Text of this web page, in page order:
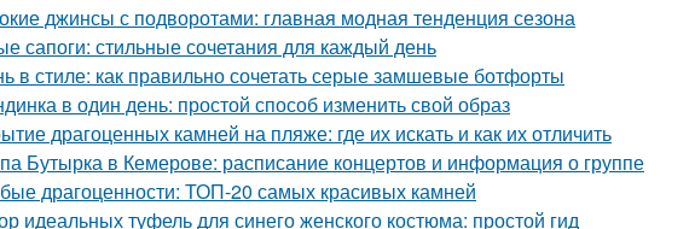
джинсы с подворотами: главная модная тенденция сезона
сапоги: стильные сочетания для каждый день
в стиле: как правильно сочетать серые замшевые ботфорты
в один день: простой способ изменить свой образ
драгоценных камней на пляже: где их искать и как их отличить
Бутырка в Кемерове: расписание концертов и информация о группе
драгоценности: ТОП-20 самых красивых камней
идеальных туфель для синего женского костюма: простой гид